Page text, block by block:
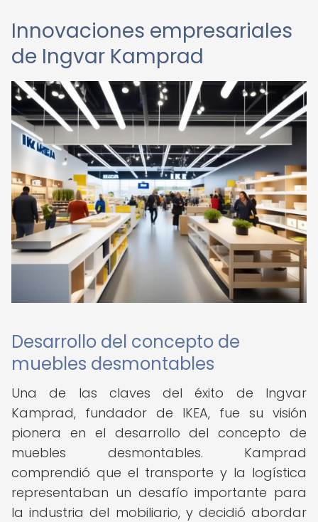
Innovaciones empresariales
de Ingvar Kamprad
Desarrollo del concepto de
muebles desmontables
Una de las claves del éxito de Ingvar
Kamprad, fundador de IKEA, fue su visión
pionera en el desarrollo del concepto de
muebles desmontables. Kamprad
comprendió que el transporte y la logística
representaban un desafío importante para
la industria del mobiliario, y decidió abordar